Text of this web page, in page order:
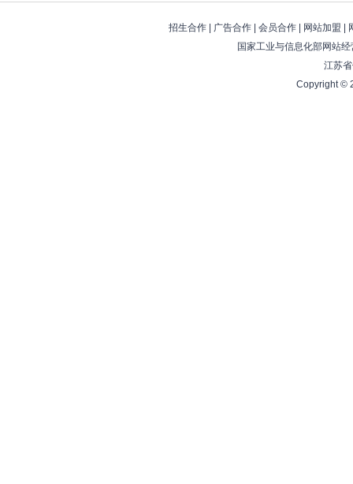
招生合作| 广告合作| 会员合作| 网站加盟 |
国家工业与信息化部网站
江苏
Copyright ©